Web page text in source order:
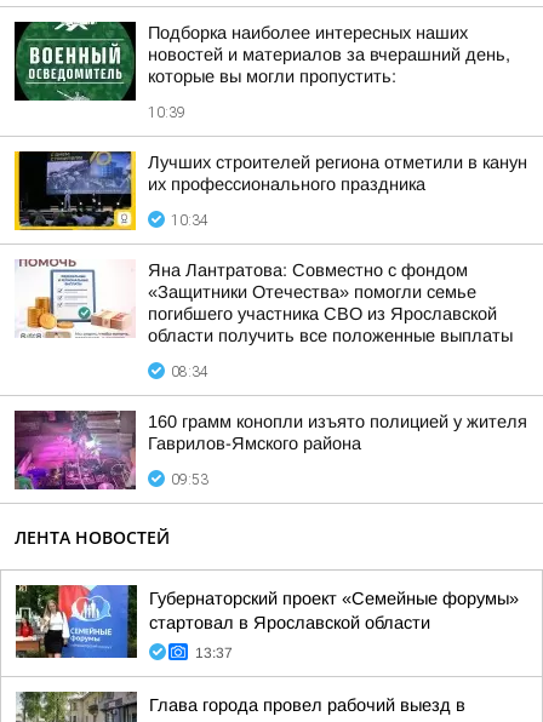
Подборка наиболее интересных наших
новостей и материалов за вчерашний день,
которые вы могли пропустить:
10:39
Лучших строителей региона отметили в канун
их профессионального праздника
10:34
Яна Лантратова: Совместно с фондом
«Защитники Отечества» помогли семье
погибшего участника СВО из Ярославской
области получить все положенные выплаты
08:34
160 грамм конопли изъято полицией у жителя
Гаврилов-Ямского района
09:53
ЛЕНТА НОВОСТЕЙ
Губернаторский проект «Семейные форумы»
стартовал в Ярославской области
13:37
Глава города провел рабочий выезд в